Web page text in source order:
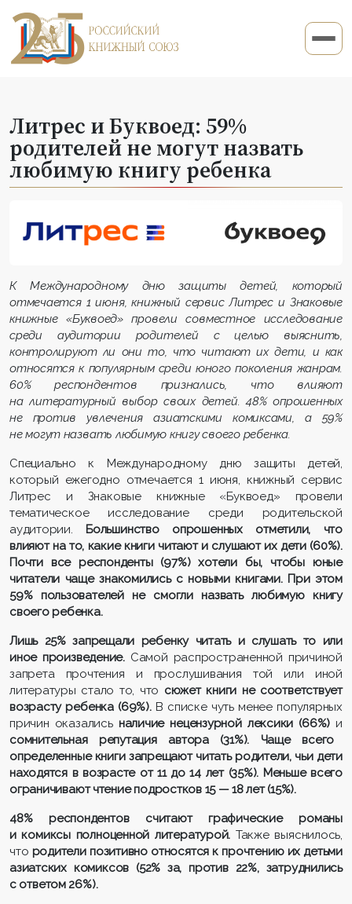
Литрес и Буквоед: 59%
родителей не могут назвать
любимую книгу ребенка
КМеждународному дню защиты детей, который
отмечается 1 июня, книжный сервис Литрес и Знаковые
книжные «Буквоед» провелисовместное исследование
среди аудитории родителей с целью выяснить,
контролируют ли они то, что читают их дети, и как
относятся к популярным среди юного поколения жанрам.
60% респондентов признались, что влияют
на литературный выбор своих детей. 48% опрошенных
не против увлечения азиатскими комиксами, а 59%
не могут назвать любимую книгу своего ребенка.
Специально к Международному дню защиты детей,
который ежегодно отмечается 1 июня, книжный сервис
Литрес и Знаковые книжные «Буквоед» провели
тематическое исследование среди родительской
аудитории.
Большинство опрошенных отметили, что
влияют на то, какие книги читают и слушают их дети (60%).
Почти все респонденты (97%) хотели бы, чтобы юные
читатели чаще знакомились с новыми книгами. При этом
59% пользователей не смогли назвать любимую книгу
своего ребенка.
Лишь 25% запрещали ребенку читать и слушать то или
иное произведение. Самой распространенной причиной
запрета прочтения и прослушивания той или иной
литературы стало то, что сюжет книги не соответствует
возрасту ребенка (69%).В списке чуть менее популярных
причин оказались наличие нецензурной лексики (66%)и
сомнительная репутация автора (31%). Чаще всего
определенные книги запрещают читать родители, чьи дети
находятся в возрасте от 11 до 14 лет (35%). Меньше всего
ограничивают чтение подростков 15 — 18 лет (15%).
48% респондентов считают графические романы
и комиксы полноценной литературой. Также выяснилось,
что родители позитивно относятся к прочтению их детьми
азиатских комиксов (52% за, против 22%, затруднились
с ответом 26%).